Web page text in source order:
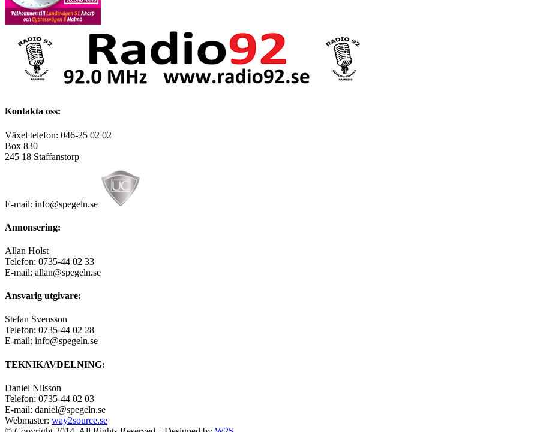
Kontakta oss:
Växel telefon: 046-25 02 02
Box 830
245 18 Staffanstorp
E-mail: info@spegeln.se
Annonsering:
Allan Holst
Telefon: 0735-44 02 33
E-mail: allan@spegeln.se
Ansvarig utgivare:
Stefan Svensson
Telefon: 0735-44 02 28
E-mail: info@spegeln.se
TEKNIKAVDELNING:
Daniel Nilsson
Telefon: 0735-44 02 03
E-mail: daniel@spegeln.se
Webmaster: way2source.se